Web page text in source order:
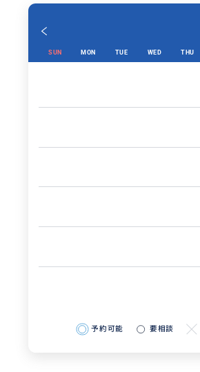
一人だからもっと特別です。
しかし誰よりも暖かい配慮を受けて
SUN MON TUE WED THU
予約可能 要相談